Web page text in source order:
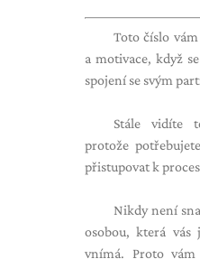
Toto číslo
a motivace, když
spojení se svým
Stále vidíte
protože
přistupovat k
Nikdy není
osobou, která vás
vnímá. Proto